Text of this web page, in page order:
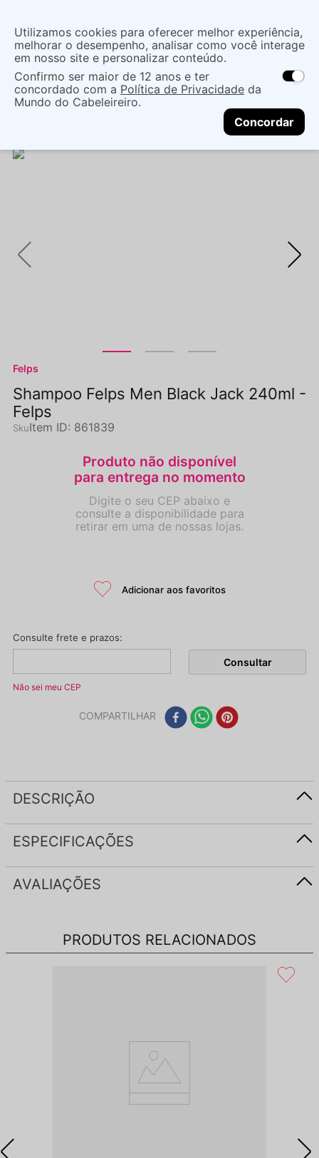
localização
As ofertas e opções de entrega variam de
acordo com a região.Não sei meu CEP
CONTINUAR
O que você procura?
Cabelo Marcas Tradicionais
Shampoo
SHAMPOO FELPS MEN BLACK JACK 240ML -
Felps
Shampoo Felps Men Black Jack 240ml -
Felps
Item ID: 861839
Não sei meu CEP
COMPARTILHAR
DESCRIÇÃO
ESPECIFICAÇÕES
AVALIAÇÕES
PRODUTOS RELACIONADOS
Utilizamos cookies para oferecer melhor experiência,
melhorar o desempenho, analisar como você interage
em nosso site e personalizar conteúdo.
Confirmo ser maior de 12 anos e ter
concordado com a Política de Privacidade da
Mundo do Cabeleireiro.
Concordar